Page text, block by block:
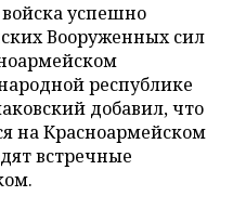
успешно
Вооруженных сил
республике
добавил, что
на Красноармейском
встречные